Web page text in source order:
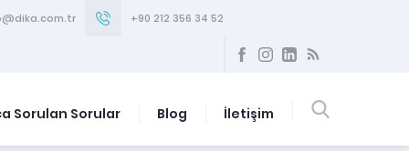
+90 212 356 34 52
Sorulan Sorular Blog İletişim